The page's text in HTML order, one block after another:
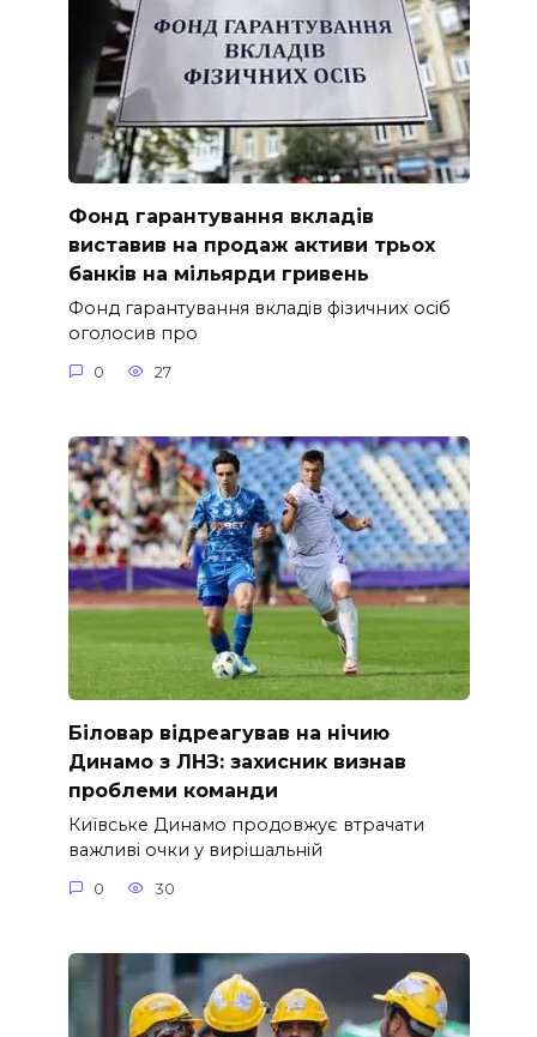
Фонд гарантування вкладів
виставив на продаж активи трьох
банків на мільярди гривень
Фонд гарантування вкладів фізичних осіб
оголосив про
0 27
Біловар відреагував на нічию
Динамо з ЛНЗ: захисник визнав
проблеми команди
Київське Динамо продовжує втрачати
важливі очки у вирішальній
0 30